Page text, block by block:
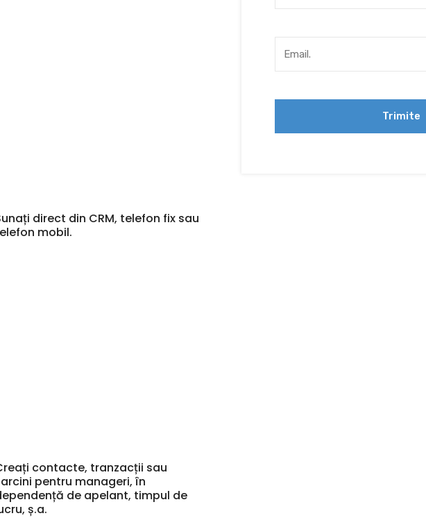
direct din CRM, telefon fix sau
mobil.
contacte, tranzacții sau
pentru manageri, în
de apelant, timpul de
ș.a.